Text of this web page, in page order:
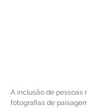
A inclusão de pessoas
fotografias de